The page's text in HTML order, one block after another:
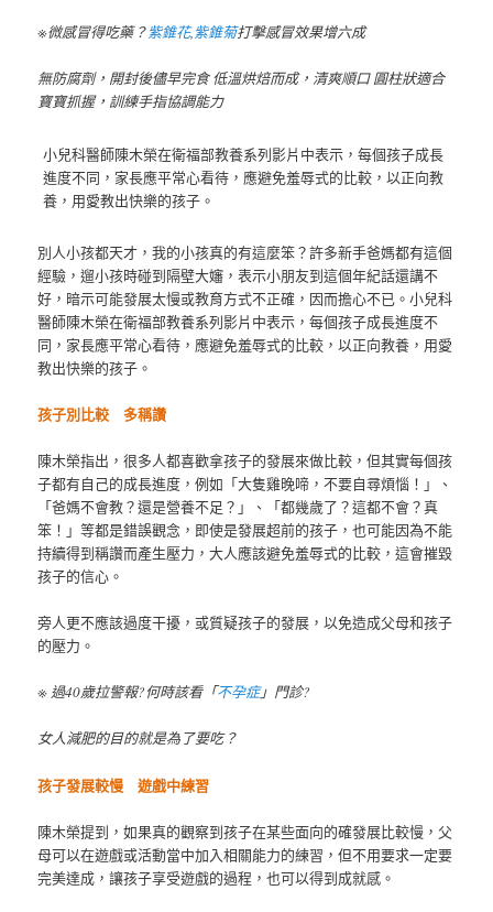
※微感冒得吃藥？紫錐花,紫錐菊打擊感冒效果增六成
無防腐劑，開封後儘早完食 低溫烘焙而成，清爽順口 圓柱狀適合
寶寶抓握，訓練手指協調能力
小兒科醫師陳木榮在衛福部教養系列影片中表示，每個孩子成長
進度不同，家長應平常心看待，應避免羞辱式的比較，以正向教
養，用愛教出快樂的孩子。
別人小孩都天才，我的小孩真的有這麼笨？許多新手爸媽都有這個
經驗，遛小孩時碰到隔壁大嬸，表示小朋友到這個年紀話還講不
好，暗示可能發展太慢或教育方式不正確，因而擔心不已。小兒科
醫師陳木榮在衛福部教養系列影片中表示，每個孩子成長進度不
同，家長應平常心看待，應避免羞辱式的比較，以正向教養，用愛
教出快樂的孩子。
孩子別比較 多稱讚
陳木榮指出，很多人都喜歡拿孩子的發展來做比較，但其實每個孩
子都有自己的成長進度，例如「大隻雞晚啼，不要自尋煩惱！」、
「爸媽不會教？還是營養不足？」、「都幾歲了？這都不會？真
笨！」等都是錯誤觀念，即使是發展超前的孩子，也可能因為不能
持續得到稱讚而產生壓力，大人應該避免羞辱式的比較，這會摧毀
孩子的信心。
旁人更不應該過度干擾，或質疑孩子的發展，以免造成父母和孩子
的壓力。
※ 過40歲拉警報?何時該看「不孕症」門診?
女人減肥的目的就是為了要吃？
孩子發展較慢 遊戲中練習
陳木榮提到，如果真的觀察到孩子在某些面向的確發展比較慢，父
母可以在遊戲或活動當中加入相關能力的練習，但不用要求一定要
完美達成，讓孩子享受遊戲的過程，也可以得到成就感。